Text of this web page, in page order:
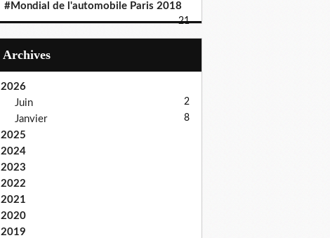
#Mondial de l'automobile Paris 2018
21
Archives
2026
Juin
2
Janvier 8
2025
2024
2023
2022
2021
2020
2019